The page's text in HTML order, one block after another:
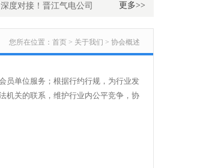
更多>>
深度对接！晋江气电公司与中国重燃公司开展国产重型
您所在位置： 首页 > 关于我们 > 协会概述
员单位服务；根据行约行规，为行业发
机关的联系，维护行业内公平竞争，协